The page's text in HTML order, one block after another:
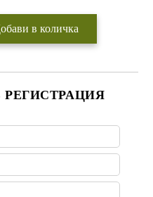
РЕГИСТРАЦИЯ